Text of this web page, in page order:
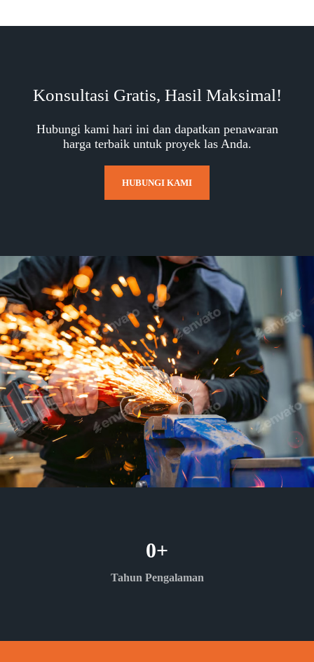
Konsultasi Gratis, Hasil Maksimal!
Hubungi kami hari ini dan dapatkan penawaran
harga terbaik untuk proyek las Anda.
HUBUNGI KAMI
Tahun Pengalaman
0+